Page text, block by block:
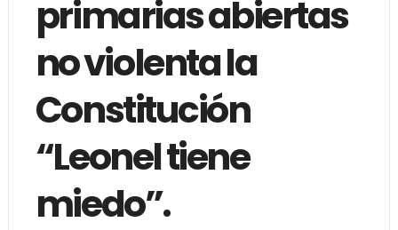
primarias abiertas
no violenta la
Constitución
“Leonel tiene
miedo”.